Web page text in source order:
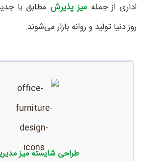
اداری از جمله میز پذیرش مطابق با
روز دنیا تولید و روانه بازار می‌شوند.
طراحی شایسته میز
زیبایی در کنار استحکام با